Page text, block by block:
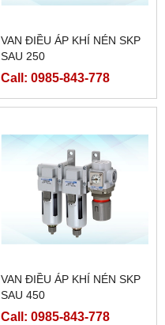
VAN ĐIỀU ÁP KHÍ NÉN SKP
SAU 250
Call: 0985-843-778
VAN ĐIỀU ÁP KHÍ NÉN SKP
SAU 450
Call: 0985-843-778